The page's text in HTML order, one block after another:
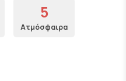
5
Ατμόσφαιρα